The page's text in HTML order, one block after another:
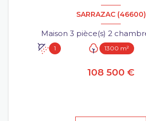
SARRAZAC (46600)
1 1300 m²
108 500 €